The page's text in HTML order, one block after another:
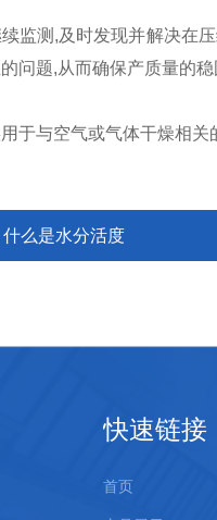
监测,及时发现并解决在
问题,从而确保产质量的稳
于与空气或气体干燥相
什么是水分活度
快速链接
首页